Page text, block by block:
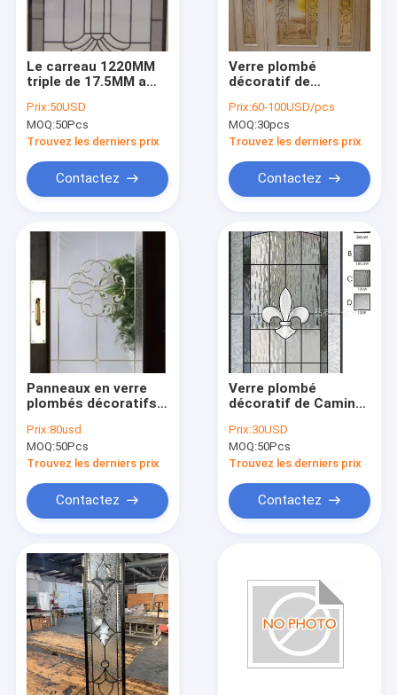
Visite d'usine
Contrôle de qualité
Demandez une citation
Verre de porte d'entrée
Insertion en verre de porte
Panneau en verre souillé
Insertions de porte de fer travaillé
Abat-jour entre le verre
Unité en verre isolée
Modèles en verre obscurs
Verres de sûreté stratifiés
Groupes biseautés
Signes de monogramme en métal
Cadres en verre de porte
Insertion en verre de Cabinet
Le carreau 1220MM
triple de 17.5MM a
en verre de fenêtre
d'ouragan
insonorisée
Prix:50USD
MOQ:50Pcs
Trouvez les derniers prix
Contactez
Verre plombé
décoratif de
pour le panneau de
fenêtre de porte
coulissante à
Prix:60-100USD/pcs
MOQ:30pcs
Trouvez les derniers prix
Contactez
Panneaux en verre
plombés décoratifs
Chrome noir Caming
Prix:80usd
MOQ:50Pcs
Trouvez les derniers prix
Contactez
Verre plombé
décoratif de Caming
portes intérieures
Prix:30USD
MOQ:50Pcs
Trouvez les derniers prix
Contactez